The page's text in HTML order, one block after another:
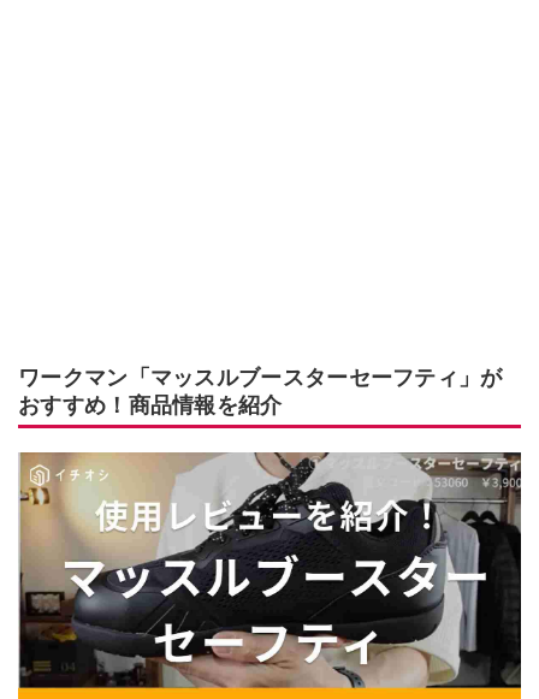
ワークマン「マッスルブースターセーフティ」が
おすすめ！商品情報を紹介